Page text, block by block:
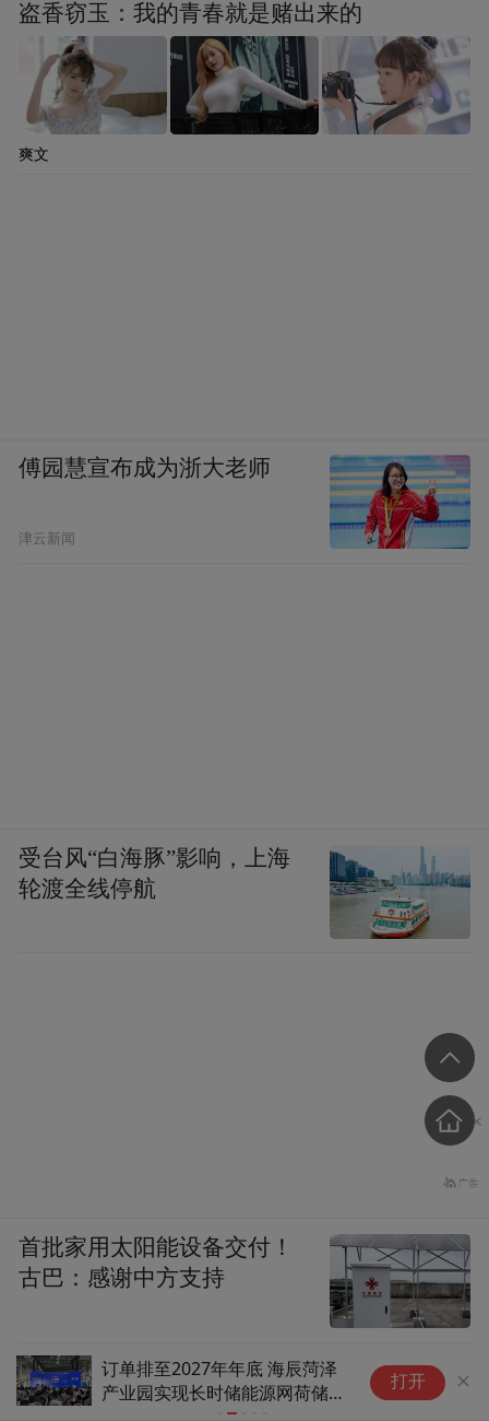
1175安时电芯量产落地，海辰
以长时储能破解风光波动、
全球首个长
打开
盗香窃玉：我的青春就是赌出来的
爽文
傅园慧宣布成为浙大老师
津云新闻
受台风“白海豚”影响，上海
轮渡全线停航
首批家用太阳能设备交付！
古巴：感谢中方支持